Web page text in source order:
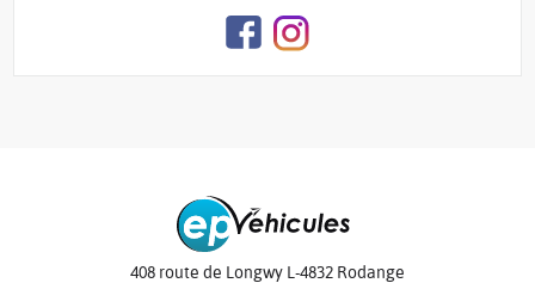
408 route de Longwy L-4832 Rodange